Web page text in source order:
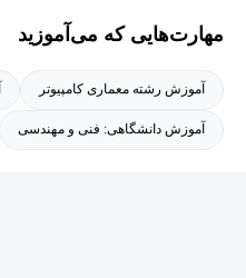
مهارت‌هایی که می‌آموزید
آموزش رشته معماری کامپیوتر
آموزش دانشگاهی: فنی و مهندسی